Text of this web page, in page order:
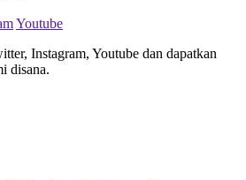
Youtube
Instagram, Youtube dan dapatkan
disana.